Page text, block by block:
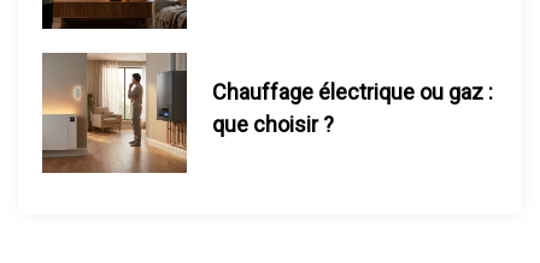
Chauffage électrique ou gaz :
que choisir ?